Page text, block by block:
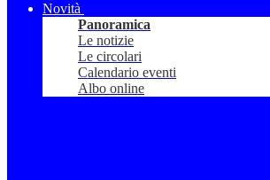
Novità
Panoramica
Le notizie
Le circolari
Calendario eventi
Albo online